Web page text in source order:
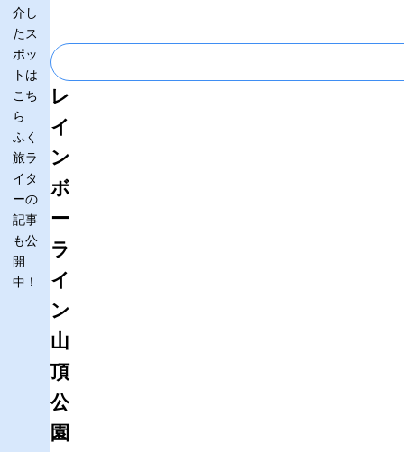
介し
たス
ポッ
トは
こち
ら
ふく
旅ラ
イタ
ーの
記事
も公
開
中！
レ
イ
ン
ボ
ー
ラ
イ
ン
山
頂
公
園